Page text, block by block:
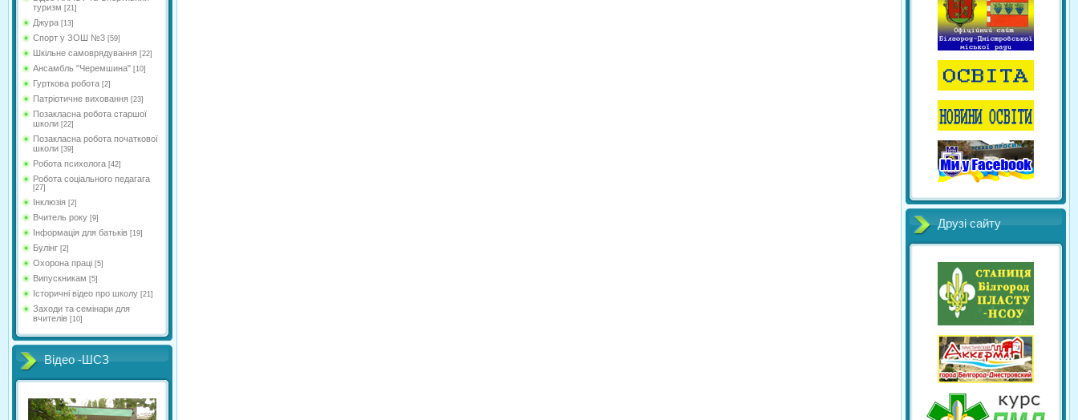
туризм [21]
Джура [13]
Спорт у ЗОШ №3 [59]
Шкільне самоврядування [22]
Ансамбль "Черемшина" [10]
Гурткова робота [2]
Патріотичне виховання [23]
Позакласна робота старшої
школи [22]
Позакласна робота початкової
школи [39]
Робота психолога [42]
Робота соціального педагага
[27]
Інклюзія [2]
Вчитель року [9]
Інформація для батьків [19]
Булінг [2]
Охорона праці [5]
Випускникам [5]
Історичні відео про школу [21]
Заходи та семінари для
вчителів [10]
Відео -ШСЗ
Друзі сайту